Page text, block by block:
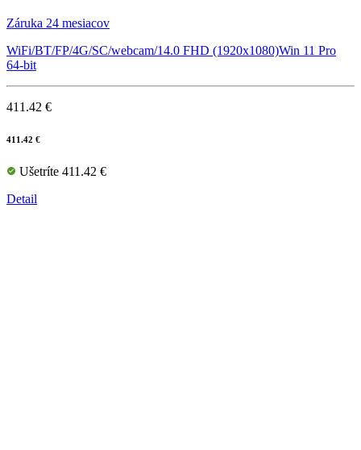
Záruka 24 mesiacov
WiFi/BT/FP/4G/SC/webcam/14.0 FHD (1920x1080)Win 11 Pro
64-bit
411.42 €
411.42 €
Ušetríte 411.42 €
Detail